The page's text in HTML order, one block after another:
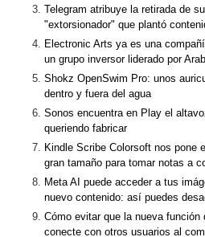
Telegram atribuye la retirada de
"extorsionador" que plantó
Electronic Arts ya es una
un grupo inversor liderado por
Shokz OpenSwim Pro: unos
dentro y fuera del agua
Sonos encuentra en Play el
queriendo fabricar
Kindle Scribe Colorsoft nos pone
gran tamaño para tomar notas a
Meta AI puede acceder a tus
nuevo contenido: así puedes
Cómo evitar que la nueva función
conecte con otros usuarios al